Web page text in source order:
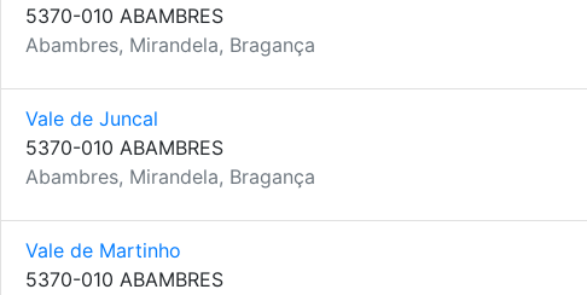
5370-010 ABAMBRES
Abambres, Mirandela, Bragança
Vale de Juncal
5370-010 ABAMBRES
Abambres, Mirandela, Bragança
Vale de Martinho
5370-010 ABAMBRES